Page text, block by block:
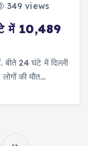
349 views
में 10,489
बीते 24 घंटे में दिल्ली
की मौत…